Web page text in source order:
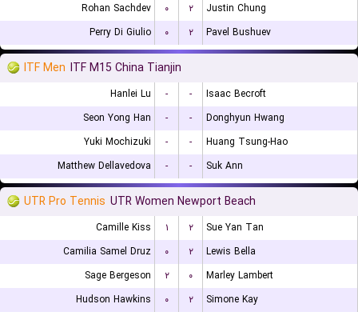
Rohan Sachdev
۰ ۲
Justin Chung
Perry Di Giulio
۰ ۲ Pavel Bushuev
ITF Men ITF M15 China Tianjin
Hanlei Lu - -
Isaac Becroft
Seon Yong Han
- -
Donghyun Hwang
Yuki Mochizuki
- -
Huang Tsung-Hao
Matthew Dellavedova
- - Suk Ann
UTR Pro Tennis UTR Women Newport Beach
Camille Kiss ۱ ۲
Sue Yan Tan
Camilia Samel Druz
۰ ۲
Lewis Bella
Sage Bergeson
۲ ۰
Marley Lambert
Hudson Hawkins
۰ ۲
Simone Kay